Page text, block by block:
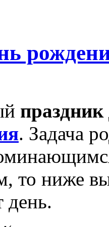
праздник
. Задача
то ниже
день.